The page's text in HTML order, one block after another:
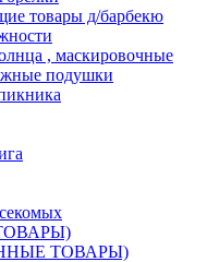
товары д/барбекю
, маскировочные
подушки
ТОВАРЫ)